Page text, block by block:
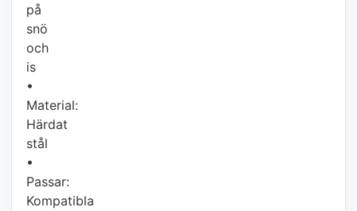
på
snö
och
is
•
Material:
Härdat
stål
•
Passar:
Kompatibla